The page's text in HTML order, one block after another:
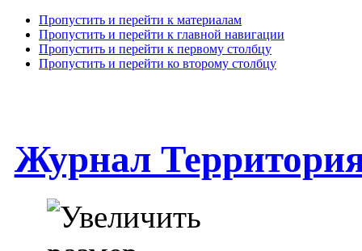
Пропустить и перейти к материалам
Пропустить и перейти к главной навигации
Пропустить и перейти к первому столбцу
Пропустить и перейти ко второму столбцу
Журнал